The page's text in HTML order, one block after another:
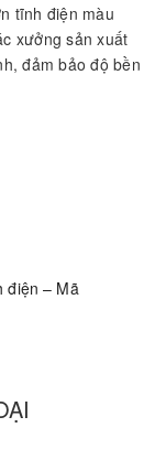
tĩnh điện màu
xưởng sản xuất
đảm bảo độ bền
oxy hóa.
điện – Mã